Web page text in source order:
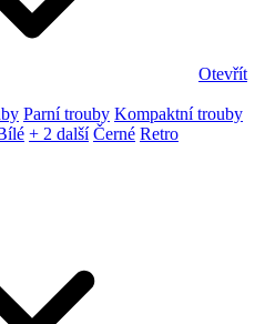
Otevřít
Parní trouby Kompaktní trouby
+ 2 další Černé Retro